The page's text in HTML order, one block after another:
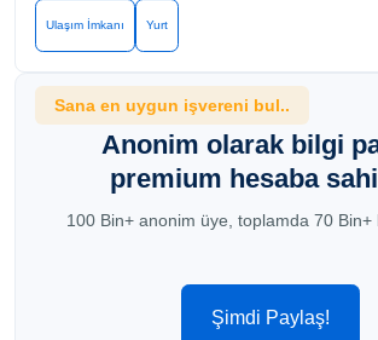
Ulaşım İmkanı Yurt
Sana en uygun işvereni bul..
Anonim olarak bilgi
premium hesaba
100 Bin+ anonim üye, toplamda 70 Bin+
Şimdi Paylaş!